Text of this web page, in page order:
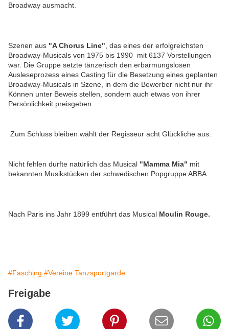
Broadway ausmacht.
Szenen aus "A Chorus Line" , das eines der erfolgreichsten
Broadway-Musicals von 1975 bis 1990 mit 6137 Vorstellungen
war. Die Gruppe setzte tänzerisch den erbarmungslosen
Ausleseprozess eines Casting für die Besetzung eines geplanten
Broadway-Musicals in Szene, in dem die Bewerber nicht nur ihr
Können unter Beweis stellen, sondern auch etwas von ihrer
Persönlichkeit preisgeben.
Zum Schluss bleiben wählt der Regisseur acht Glückliche aus.
Nicht fehlen durfte natürlich das Musical "Mamma Mia" mit
bekannten Musikstücken der schwedischen Popgruppe ABBA.
Nach Paris ins Jahr 1899 entführt das Musical Moulin Rouge.
#Fasching #Vereine Tanzsportgarde
Freigabe